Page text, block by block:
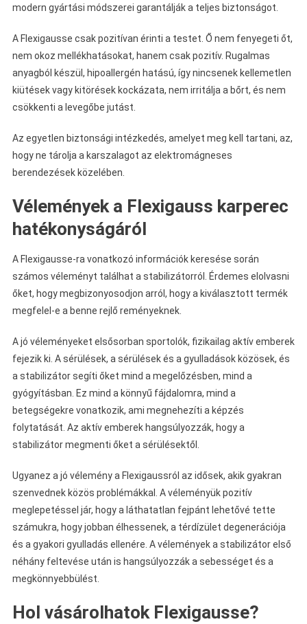
modern gyártási módszerei garantálják a teljes biztonságot.
A Flexigausse csak pozitívan érinti a testet. Ő nem fenyegeti őt,
nem okoz mellékhatásokat, hanem csak pozitív. Rugalmas
anyagból készül, hipoallergén hatású, így nincsenek kellemetlen
kiütések vagy kitörések kockázata, nem irritálja a bőrt, és nem
csökkenti a levegőbe jutást.
Az egyetlen biztonsági intézkedés, amelyet meg kell tartani, az,
hogy ne tárolja a karszalagot az elektromágneses
berendezések közelében.
Vélemények a Flexigauss karperec
hatékonyságáról
A Flexigausse-ra vonatkozó információk keresése során
számos véleményt találhat a stabilizátorról. Érdemes elolvasni
őket, hogy megbizonyosodjon arról, hogy a kiválasztott termék
megfelel-e a benne rejlő reményeknek.
A jó véleményeket elsősorban sportolók, fizikailag aktív emberek
fejezik ki. A sérülések, a sérülések és a gyulladások közösek, és
a stabilizátor segíti őket mind a megelőzésben, mind a
gyógyításban. Ez mind a könnyű fájdalomra, mind a
betegségekre vonatkozik, ami megnehezíti a képzés
folytatását. Az aktív emberek hangsúlyozzák, hogy a
stabilizátor megmenti őket a sérülésektől.
Ugyanez a jó vélemény a Flexigaussról az idősek, akik gyakran
szenvednek közös problémákkal. A véleményük pozitív
meglepetéssel jár, hogy a láthatatlan fejpánt lehetővé tette
számukra, hogy jobban élhessenek, a térdízület degenerációja
és a gyakori gyulladás ellenére. A vélemények a stabilizátor első
néhány feltevése után is hangsúlyozzák a sebességet és a
megkönnyebbülést.
Hol vásárolhatok Flexigausse?